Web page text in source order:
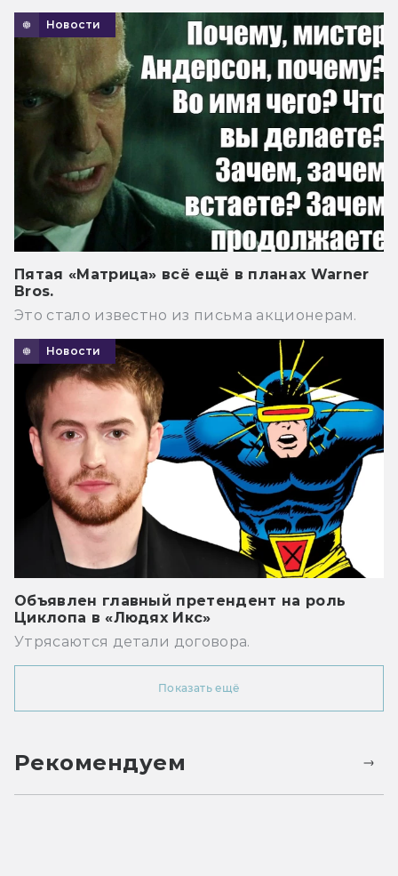
Новости
Пятая «Матрица» всё ещё в планах Warner
Bros.
Это стало известно из письма акционерам.
Новости
Объявлен главный претендент на роль
Циклопа в «Людях Икс»
Утрясаются детали договора.
Показать ещё
Рекомендуем